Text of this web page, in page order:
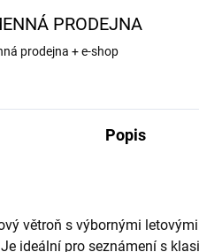
PRODEJNA
prodejna + e-shop
Popis
větroň s výbornými
ideální pro seznámení s